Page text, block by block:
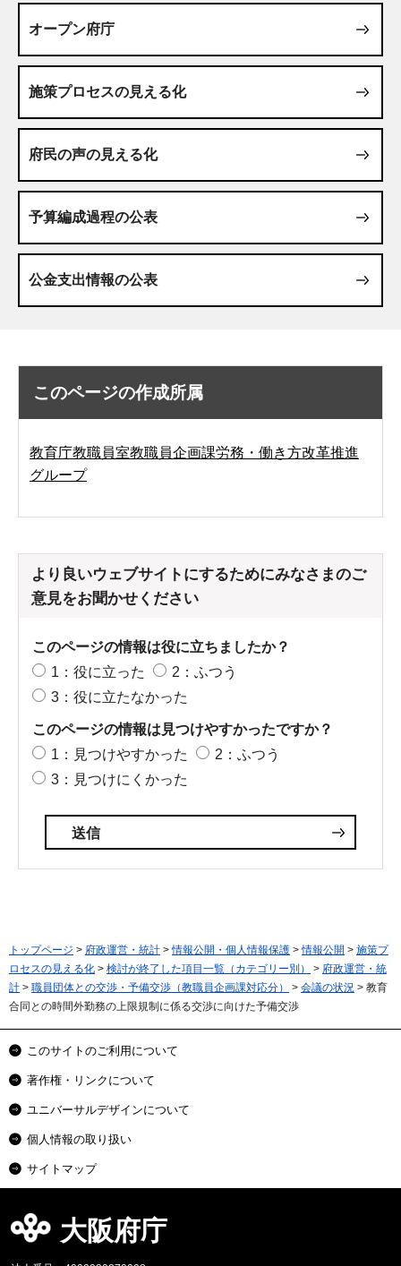
オープン府庁
施策プロセスの見える化
府民の声の見える化
予算編成過程の公表
公金支出情報の公表
このページの作成所属
教育庁教職員室教職員企画課労務・働き方改革推進
グループ
より良いウェブサイトにするためにみなさまのご
意見をお聞かせください
このページの情報は役に立ちましたか？
1：役に立った
2：ふつう
3：役に立たなかった
このページの情報は見つけやすかったですか？
1：見つけやすかった
2：ふつう
3：見つけにくかった
トップページ > 府政運営・統計 >情報公開・個人情報保護 >情報公開 > 施策プ
ロセスの見える化 > 検討が終了した項目一覧（カテゴリー別） > 府政運営・統
計 > 職員団体との交渉・予備交渉（教職員企画課対応分） > 会議の状況 > 教育
合同との時間外勤務の上限規制に係る交渉に向けた予備交渉
このサイトのご利用について
著作権・リンクについて
ユニバーサルデザインについて
個人情報の取り扱い
サイトマップ
大阪府庁